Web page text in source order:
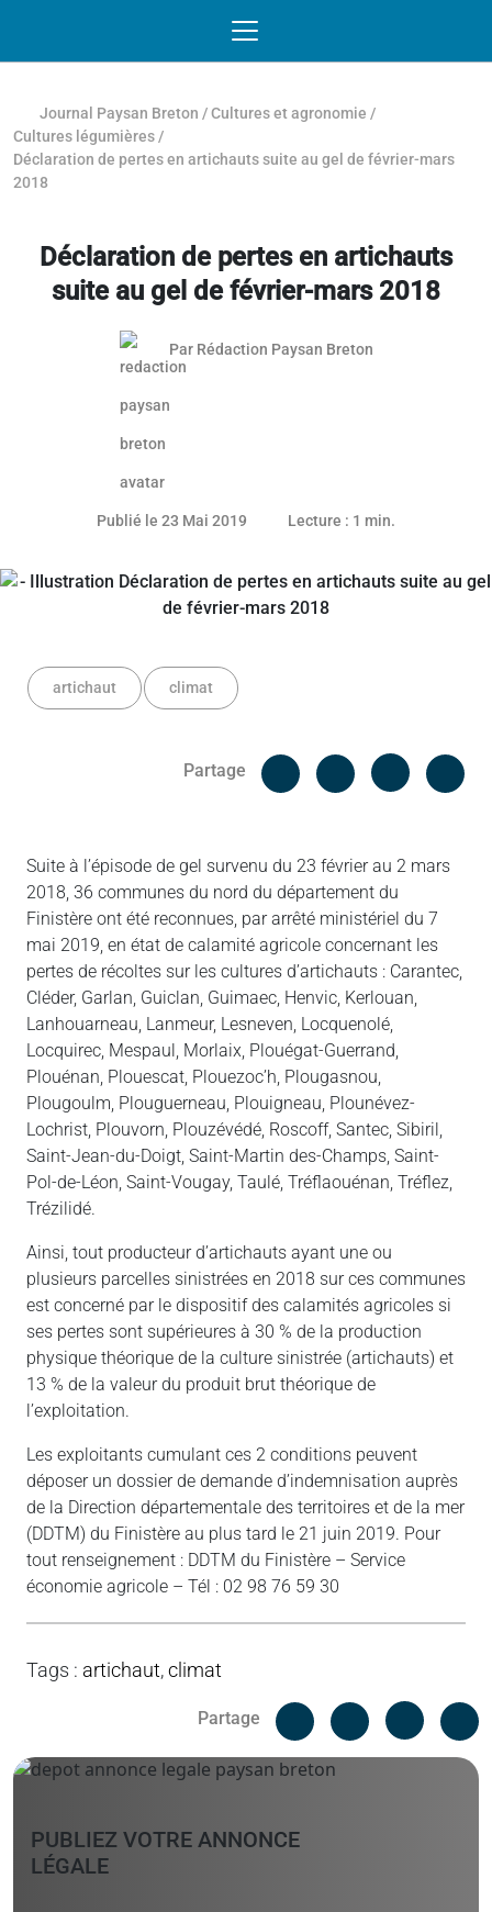
Journal Paysan Breton /Cultures et agronomie /
Cultures légumières /
Déclaration de pertes en artichauts suite au gel de février-mars
2018
Déclaration de pertes en artichauts
suite au gel de février-mars 2018
Par Rédaction Paysan Breton
Publié le 23 Mai 2019 Lecture : 1 min.
artichaut climat
Partage
Facebook
Suite à l’épisode de gel survenu du 23 février au 2 mars
2018, 36 communes du nord du département du
Finistère ont été reconnues, par arrêté ministériel du 7
mai 2019, en état de calamité agricole concernant les
pertes de récoltes sur les cultures d’artichauts : Carantec,
Cléder, Garlan, Guiclan, Guimaec, Henvic, Kerlouan,
Lanhouarneau, Lanmeur, Lesneven, Locquenolé,
Locquirec, Mespaul, Morlaix, Plouégat-Guerrand,
Plouénan, Plouescat, Plouezoc’h, Plougasnou,
Plougoulm, Plouguerneau, Plouigneau, Plounévez-
Lochrist, Plouvorn, Plouzévédé, Roscoff, Santec, Sibiril,
Saint-Jean-du-Doigt, Saint-Martin des-Champs, Saint-
Pol-de-Léon, Saint-Vougay, Taulé, Tréflaouénan, Tréflez,
Trézilidé.
Ainsi, tout producteur d’artichauts ayant une ou
plusieurs parcelles sinistrées en 2018 sur ces communes
est concerné par le dispositif des calamités agricoles si
ses pertes sont supérieures à 30 % de la production
physique théorique de la culture sinistrée (artichauts) et
13 % de la valeur du produit brut théorique de
l’exploitation.
Les exploitants cumulant ces 2 conditions peuvent
déposer un dossier de demande d’indemnisation auprès
de la Direction départementale des territoires et de la mer
(DDTM) du Finistère au plus tard le 21 juin 2019. Pour
tout renseignement : DDTM du Finistère – Service
économie agricole – Tél : 02 98 76 59 30
Tags : artichaut,climat
Partage
Facebook
Linked
PUBLIEZ VOTRE ANNONCE
LÉGALE